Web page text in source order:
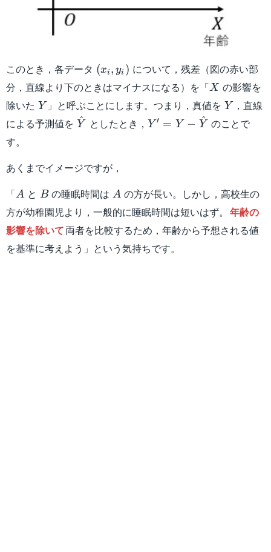
このとき，各データ (x_i,y_i)
(xi , yi ) について，残差（図の赤い部
分，直線より下のときはマイナスになる）を「X
X の影響を
除いた Y
Y 」と呼ぶことにします。つまり，真値を Y
Y
，直線
による予測値を \hat{Y}
Y
^ としたとき， Y'=Y-
Y ′ = Y − Y
^ のことで
す。
あくまでイメージですが，
「 A
A と B
Bの睡眠時間はA
A の方が長い。しかし，高校生の
方が幼稚園児より，一般的に睡眠時間は短いはず。 年齢の
影響を除いて両者を比較するため，年齢から予想される値
を基準に考えよう」という気持ちです。